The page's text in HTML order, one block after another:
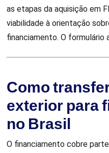
as etapas da aquisição em
viabilidade à orientação
financiamento. O formulário
Como
exterior para
no Brasil
O financiamento cobre